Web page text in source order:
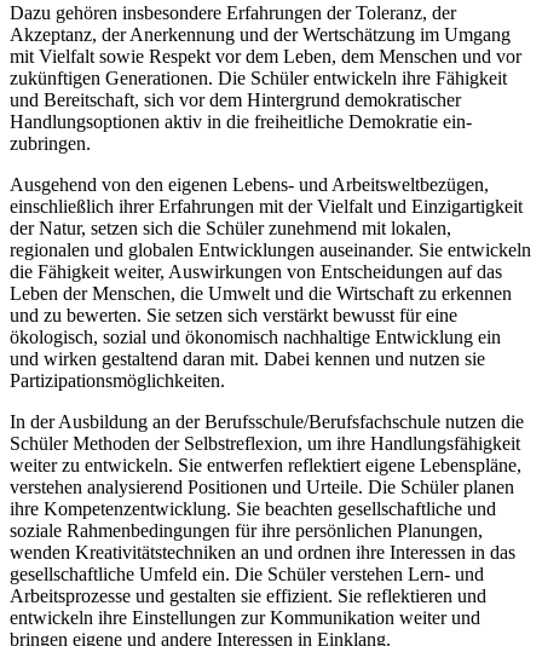
Dazu gehören insbesondere Erfahrungen der Toleranz, der
Akzeptanz, der Anerkennung und der Wertschätzung im Umgang
mit Vielfalt sowie Respekt vor dem Leben, dem Menschen und vor
zukünftigen Generationen. Die Schüler entwickeln ihre Fähigkeit
und Bereitschaft, sich vor dem Hintergrund demokratischer
Handlungsoptionen aktiv in die freiheitliche Demokratie ein-
zubringen.
Ausgehend von den eigenen Lebens- und Arbeitsweltbezügen,
einschließlich ihrer Erfahrungen mit der Vielfalt und Einzigartigkeit
der Natur, setzen sich die Schüler zunehmend mit lokalen,
regionalen und globalen Entwicklungen auseinander. Sie entwickeln
die Fähigkeit weiter, Auswirkungen von Entscheidungen auf das
Leben der Menschen, die Umwelt und die Wirtschaft zu erkennen
und zu bewerten. Sie setzen sich verstärkt bewusst für eine
ökologisch, sozial und ökonomisch nachhaltige Entwicklung ein
und wirken gestaltend daran mit. Dabei kennen und nutzen sie
Partizipationsmöglichkeiten.
In der Ausbildung an der Berufsschule/Berufsfachschule nutzen die
Schüler Methoden der Selbstreflexion, um ihre Handlungsfähigkeit
weiter zu entwickeln. Sie entwerfen reflektiert eigene Lebenspläne,
verstehen analysierend Positionen und Urteile. Die Schüler planen
ihre Kompetenzentwicklung. Sie beachten gesellschaftliche und
soziale Rahmenbedingungen für ihre persönlichen Planungen,
wenden Kreativitätstechniken an und ordnen ihre Interessen in das
gesellschaftliche Umfeld ein. Die Schüler verstehen Lern- und
Arbeitsprozesse und gestalten sie effizient. Sie reflektieren und
entwickeln ihre Einstellungen zur Kommunikation weiter und
bringen eigene und andere Interessen in Einklang.